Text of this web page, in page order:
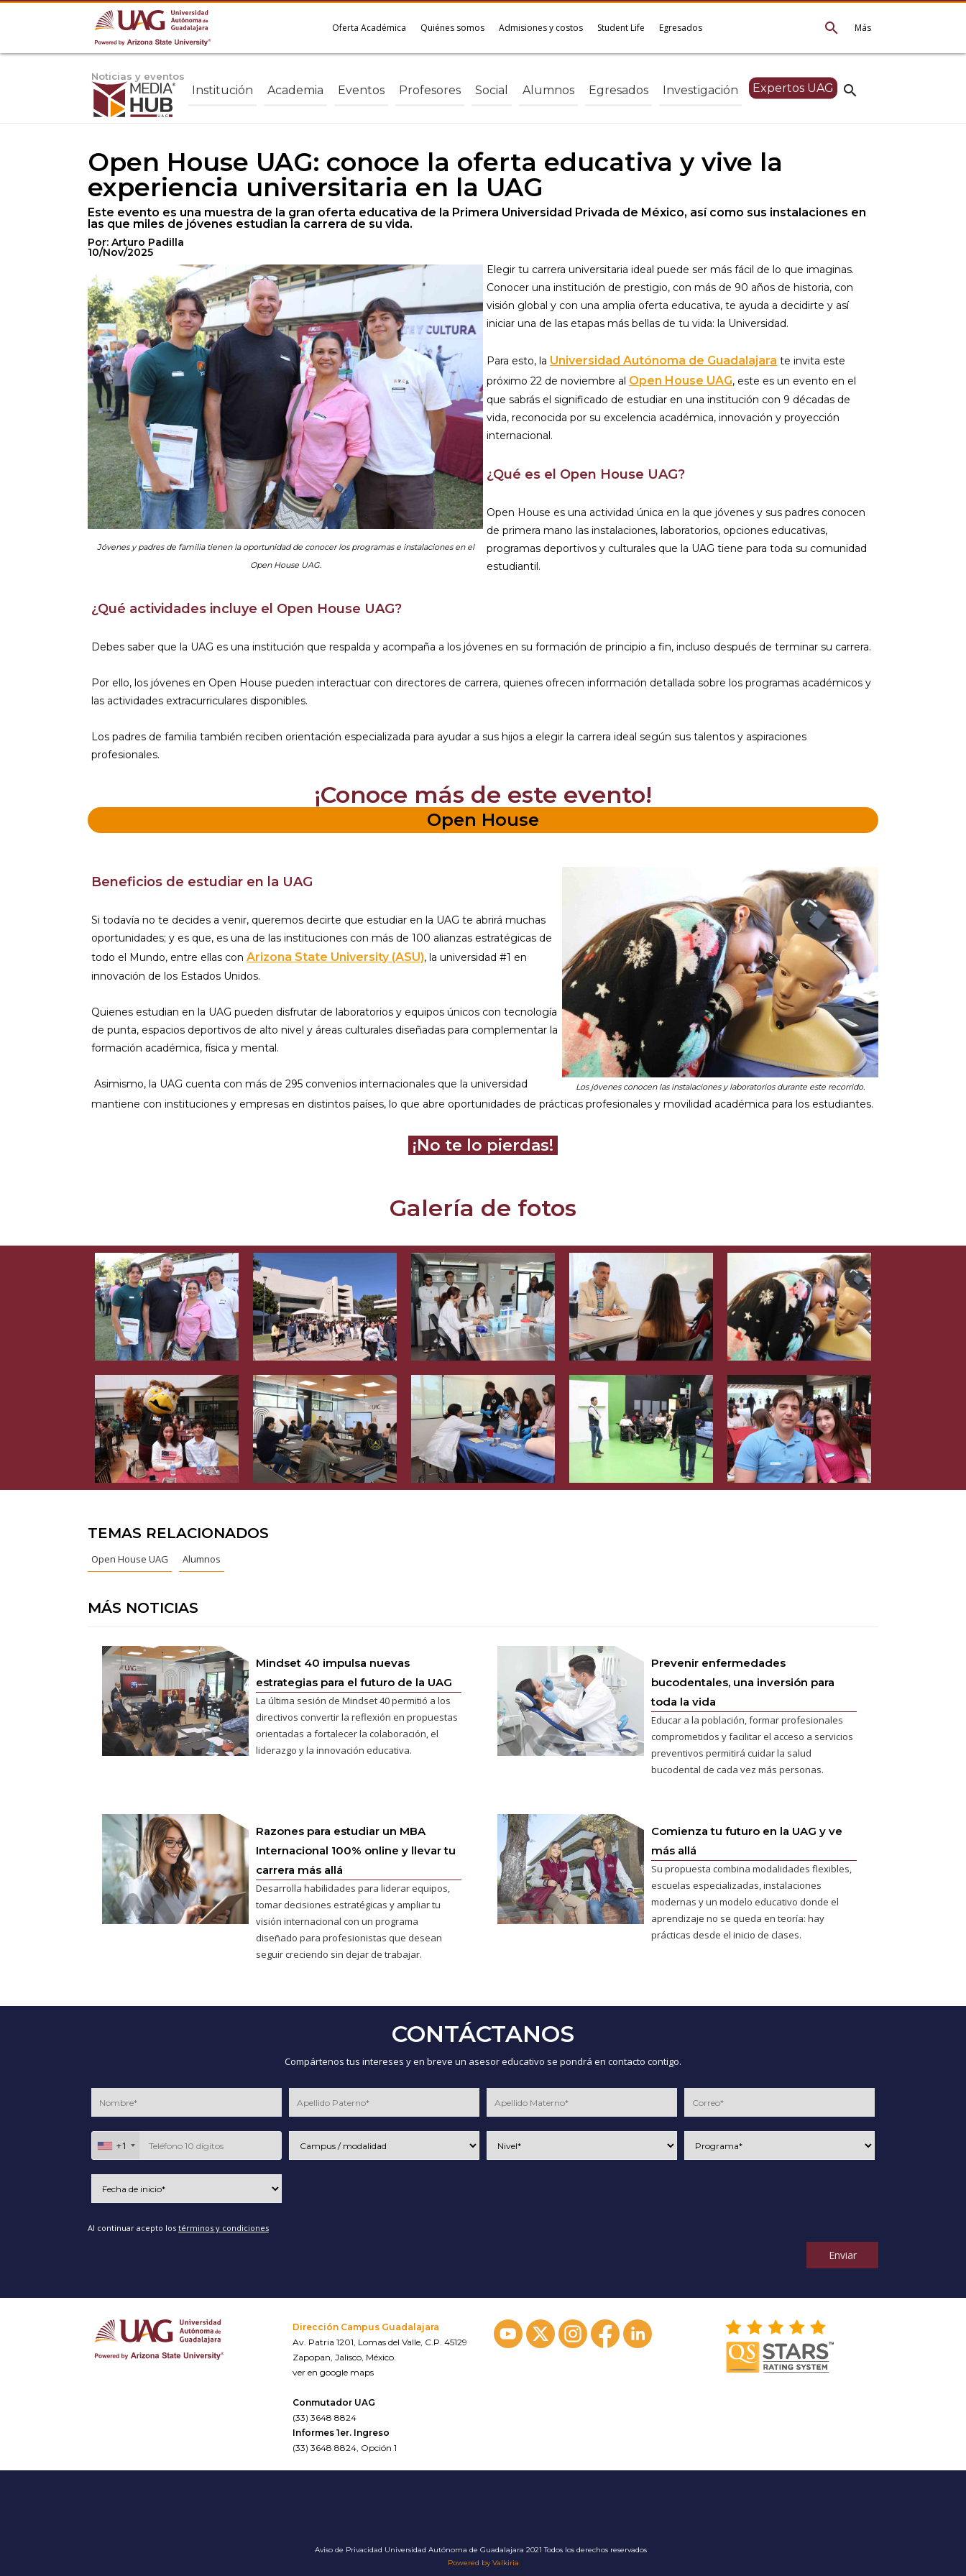
Más
search
Oferta Académica Quiénes somos Admisiones y costos Student Life Egresados
Noticias y eventos
search
Institución Academia Eventos Profesores Social Alumnos Egresados Investigación Expertos UAG
Open House UAG: conoce la oferta educativa y vive la
experiencia universitaria en la UAG
Este evento es una muestra de la gran oferta educativa de la Primera Universidad Privada de México, así como sus instalaciones en
las que miles de jóvenes estudian la carrera de su vida.
Por: Arturo Padilla
10/Nov/2025
Jóvenes y padres de familia tienen la oportunidad de conocer los programas e instalaciones en el
Open House UAG.
Elegir tu carrera universitaria ideal puede ser más fácil de lo que imaginas.
Conocer una institución de prestigio, con más de 90 años de historia, con
visión global y con una amplia oferta educativa, te ayuda a decidirte y así
iniciar una de las etapas más bellas de tu vida: la Universidad.
Para esto, la Universidad Autónoma de Guadalajara te invita este
próximo 22 de noviembre al Open House UAG, este es un evento en el
que sabrás el significado de estudiar en una institución con 9 décadas de
vida, reconocida por su excelencia académica, innovación y proyección
internacional.
¿Qué es el Open House UAG?
Open House es una actividad única en la que jóvenes y sus padres conocen
de primera mano las instalaciones, laboratorios, opciones educativas,
programas deportivos y culturales que la UAG tiene para toda su comunidad
estudiantil.
¿Qué actividades incluye el Open House UAG?
Debes saber que la UAG es una institución que respalda y acompaña a los jóvenes en su formación de principio a fin, incluso después de terminar su carrera.
Por ello, los jóvenes en Open House pueden interactuar con directores de carrera, quienes ofrecen información detallada sobre los programas académicos y
las actividades extracurriculares disponibles.
Los padres de familia también reciben orientación especializada para ayudar a sus hijos a elegir la carrera ideal según sus talentos y aspiraciones
profesionales.
¡Conoce más de este evento!
Open House
Beneficios de estudiar en la UAG
Si todavía no te decides a venir, queremos decirte que estudiar en la UAG te abrirá muchas
oportunidades; y es que, es una de las instituciones con más de 100 alianzas estratégicas de
todo el Mundo, entre ellas con Arizona State University (ASU), la universidad #1 en
innovación de los Estados Unidos.
Quienes estudian en la UAG pueden disfrutar de laboratorios y equipos únicos con tecnología
de punta, espacios deportivos de alto nivel y áreas culturales diseñadas para complementar la
formación académica, física y mental.
Asimismo, la UAG cuenta con más de 295 convenios internacionales que la universidad Los jóvenes conocen las instalaciones y laboratorios durante este recorrido.
mantiene con instituciones y empresas en distintos países, lo que abre oportunidades de prácticas profesionales y movilidad académica para los estudiantes.
¡No te lo pierdas!
Galería de fotos
TEMAS RELACIONADOS
Open House UAG Alumnos
MÁS NOTICIAS
Mindset 40 impulsa nuevas
estrategias para el futuro de la UAG
La última sesión de Mindset 40 permitió a los
directivos convertir la reflexión en propuestas
orientadas a fortalecer la colaboración, el
liderazgo y la innovación educativa.
Prevenir enfermedades
bucodentales, una inversión para
toda la vida
Educar a la población, formar profesionales
comprometidos y facilitar el acceso a servicios
preventivos permitirá cuidar la salud
bucodental de cada vez más personas.
Razones para estudiar un MBA
Internacional 100% online y llevar tu
carrera más allá
Desarrolla habilidades para liderar equipos,
tomar decisiones estratégicas y ampliar tu
visión internacional con un programa
diseñado para profesionistas que desean
seguir creciendo sin dejar de trabajar.
Comienza tu futuro en la UAG y ve
más allá
Su propuesta combina modalidades flexibles,
escuelas especializadas, instalaciones
modernas y un modelo educativo donde el
aprendizaje no se queda en teoría: hay
prácticas desde el inicio de clases.
CONTÁCTANOS
Compártenos tus intereses y en breve un asesor educativo se pondrá en contacto contigo.
+1
Al continuar acepto los términos y condiciones
Enviar
Dirección Campus Guadalajara
Av. Patria 1201, Lomas del Valle, C.P. 45129
Zapopan, Jalisco, México.
ver en google maps
Conmutador UAG
(33) 3648 8824
Informes 1er. Ingreso
(33) 3648 8824, Opción 1
Aviso de Privacidad Universidad Autónoma de Guadalajara 2021 Todos los derechos reservados
Powered by Valkiria